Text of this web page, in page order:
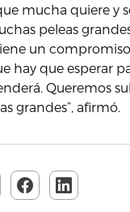
mucha quiere y
peleas
un
hay que esperar
Queremos
grandes”, afirmó.